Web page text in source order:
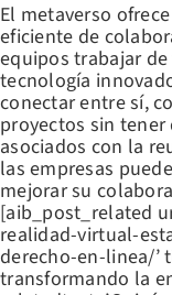
El metaverso
eficiente de
equipos trabajar
tecnología
conectar entre sí,
proyectos sin
asociados con la
las empresas
mejorar su
[aib_post_related
realidad-virtual-
derecho-en-linea/’
transformando la